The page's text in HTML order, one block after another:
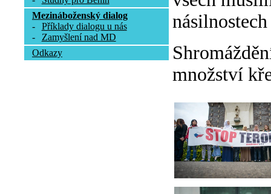
Mezináboženský dialog
-
Příklady dialogu u nás
-
Zamyšlení nad MD
Odkazy
množství